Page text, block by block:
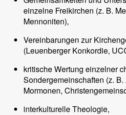
einzelne Freikirchen (z. B.
Mennoniten),
Vereinbarungen zur
(Leuenberger Konkordie,
kritische Wertung einzelner
Sondergemeinschaften (z.
Mormonen,
interkulturelle Theologie,